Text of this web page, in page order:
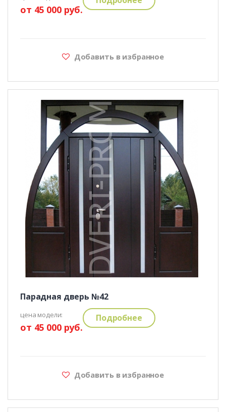
от 45 000 руб.
Добавить в избранное
Парадная дверь №42
цена модели:
от 45 000 руб.
Подробнее
Добавить в избранное